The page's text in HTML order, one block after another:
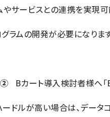
サービスとの連携を実現可
ムの開発が必要になります
② Bカート導入検討者様へ「
ドルが高い場合は、データ